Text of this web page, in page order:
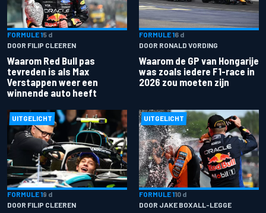
FORMULE 15 d
DOOR FILIP CLEEREN
Waarom Red Bull pas
tevreden is als Max
Verstappen weer een
winnende auto heeft
FORMULE 16 d
DOOR RONALD VORDING
Waarom de GP van Hongarije
was zoals iedere F1-race in
2026 zou moeten zijn
UITGELICHT
FORMULE 19 d
DOOR FILIP CLEEREN
UITGELICHT
FORMULE 110 d
DOOR JAKE BOXALL-LEGGE